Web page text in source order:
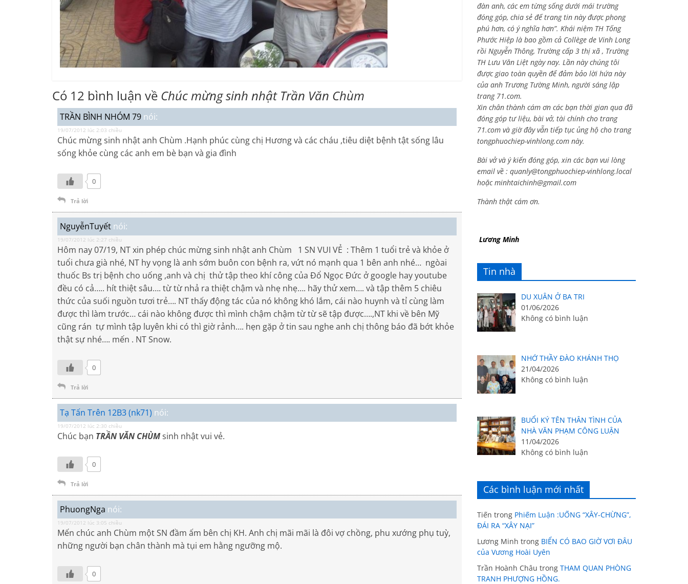
Có 12 bình luận về Chúc mừng sinh nhật Trần Văn Chùm
TRẦN BÌNH NHÓM 79 nói:
19/07/2012 lúc 2:03 chiều
Chúc mừng sinh nhật anh Chùm .Hạnh phúc cùng chị Hương và các cháu ,tiêu diệt bệnh tật sống lâu
sống khỏe cùng các anh em bè bạn và gia đình
0
Trả lời
NguyễnTuyết nói:
19/07/2012 lúc 2:27 chiều
Hôm nay 07/19, NT xin phép chúc mừng sinh nhật anh Chùm 1 SN VUI VẺ : Thêm 1 tuổi trẻ và khỏe ở
tuổi chưa già nhé, NT hy vọng là anh sớm buôn con bệnh ra, vứt nó mạnh qua 1 bên anh nhé… ngòai
thuốc Bs trị bệnh cho uống ,anh và chị thử tập theo khí công của Đổ Ngọc Đức ở google hay youtube
đều có cả….. hít thiệt sâu…. từ từ nhả ra thiệt chậm và nhẹ nhẹ…. hãy thử xem…. và tập thêm 5 chiêu
thức của suối nguồn tươi trẻ…. NT thấy động tác của nó không khó lắm, cái nào huynh và tỉ cùng làm
được thì làm trước… cái nào không được thì mình chậm chậm từ từ sẽ tập được….,NT khi về bên Mỹ
cũng rán tự mình tập luyên khi có thì giờ rảnh…. hẹn gặp ở tin sau nghe anh chị thông báo đã bớt khỏe
thật sự nhé…. mến . NT Snow.
0
Trả lời
Tạ Tấn Trên 12B3 (nk71) nói:
19/07/2012 lúc 2:30 chiều
Chúc bạn TRẦN VĂN CHÙMsinh nhật vui vẻ.
0
Trả lời
PhuongNga nói:
19/07/2012 lúc 3:05 chiều
Mến chúc anh Chùm một SN đầm ấm bên chị KH. Anh chị mãi mãi là đôi vợ chồng, phu xướng phụ tuỳ,
những người bạn chân thành mà tụi em hằng ngưỡng mộ.
0
đàn anh, các em từng sống dưới mái trường
đóng góp, chia sẻ để trang tin này được phong
phú hơn, có ý nghĩa hơn”. Khái niệm TH Tống
Phước Hiệp là bao gồm cả Collège de Vinh Long
rồi Nguyễn Thông, Trường cấp 3 thị xã , Trường
TH Lưu Văn Liệt ngày nay. Lần này chúng tôi
được giao toàn quyền để đảm bảo lời hứa này
của anh Trương Tường Minh, người sáng lập
trang 71.com.
Xin chân thành cám ơn các bạn thời gian qua đã
đóng góp tư liệu, bài vở, tài chính cho trang
71.com và giờ đây vẫn tiếp tục ủng hộ cho trang
tongphuochiep-vinhlong.com này.
Bài vở và ý kiến đóng góp, xin các bạn vui lòng
email về : quanly@tongphuochiep-vinhlong.local
hoặcminhtaichinh@gmail.com
Thành thật cám ơn.
Lương Minh
Tin nhà
DU XUÂN Ở BA TRI
01/06/2026
Không có bình luận
NHỚ THẦY ĐÀO KHÁNH THỌ
21/04/2026
Không có bình luận
BUỔI KÝ TÊN THÂN TÌNH CỦA
NHÀ VĂN PHẠM CÔNG LUẬN
11/04/2026
Không có bình luận
Các bình luận mới nhất
Tiến trong Phiếm Luận :UỐNG “XÂY-CHỪNG”,
ĐÁI RA “XÂY NẠI”
Lương Minh trong BIỂN CÓ BAO GIỜ VƠI ĐÂU
của Vương Hoài Uyên
Trần Hoành Châu trong THAM QUAN PHÒNG
TRANH PHƯỢNG HỒNG.